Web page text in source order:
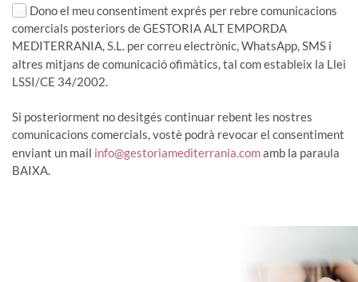
Dono el meu consentiment exprés per rebre comunicacions
comercials posteriors de GESTORIA ALT EMPORDA
MEDITERRANIA, S.L. per correu electrònic, WhatsApp, SMS i
altres mitjans de comunicació ofimàtics, tal com estableix la Llei
LSSI/CE 34/2002.
Si posteriorment no desitgés continuar rebent les nostres
comunicacions comercials, vostè podrà revocar el consentiment
enviant un mail info@gestoriamediterrania.comamb la paraula
BAIXA.